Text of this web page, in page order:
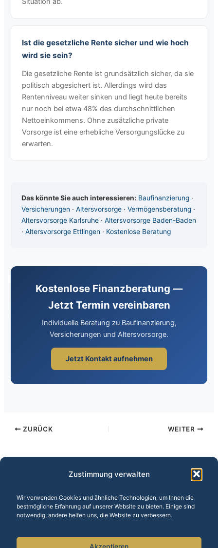
Zustimmung verwalten
Wir verwenden Cookies und ähnliche Technologien, um Ihnen die
bestmögliche Erfahrung auf unserer Website zu bieten. Einige sind
notwendig, andere helfen uns, die Website zu verbessern.
Akzeptieren
Ist die gesetzliche Rente sicher und wie hoch
wird sie sein?
Die gesetzliche Rente ist grundsätzlich sicher, da sie
politisch abgesichert ist. Allerdings wird das
Rentenniveau weiter sinken und liegt heute bereits
nur noch bei etwa 48% des durchschnittlichen
Nettoeinkommens. Ohne zusätzliche private
Vorsorge ist eine erhebliche Versorgungslücke zu
erwarten.
Das könnte Sie auch interessieren: Baufinanzierung ·
Versicherungen ·Altersvorsorge ·Vermögensberatung ·
Altersvorsorge Karlsruhe ·Altersvorsorge Baden-Baden
·Altersvorsorge Ettlingen · Kostenlose Beratung
Kostenlose Finanzberatung —
Jetzt Termin vereinbaren
Individuelle Beratung zu Baufinanzierung,
Versicherungen und Altersvorsorge.
Jetzt Kontakt aufnehmen
ZURÜCK WEITER
Unsere Leistungen: Baufinanzierung · Versicherungen